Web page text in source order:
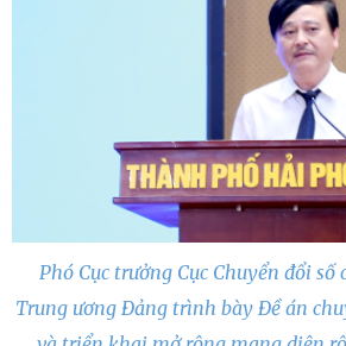
Phó Cục trưởng Cục Chuyển đổi số
Trung ương Đảng trình bày Đề án